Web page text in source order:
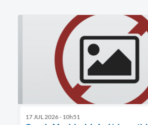
17 JUL 2026 - 10h51